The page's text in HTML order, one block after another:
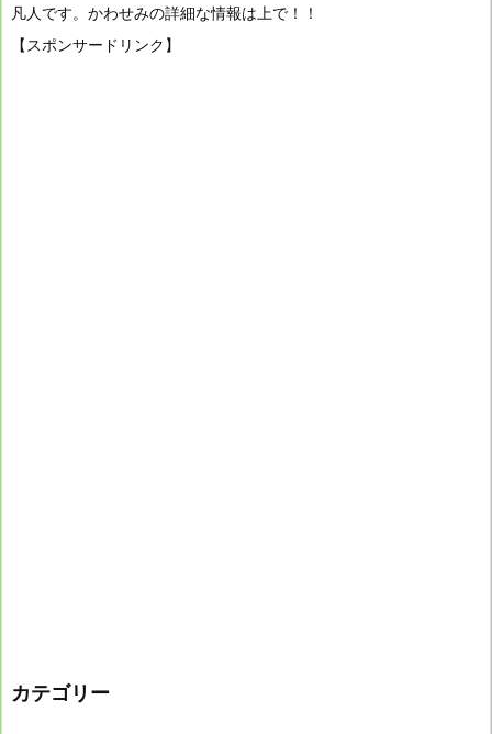
凡人です。かわせみの詳細な情報は上で！！
【スポンサードリンク】
カテゴリー